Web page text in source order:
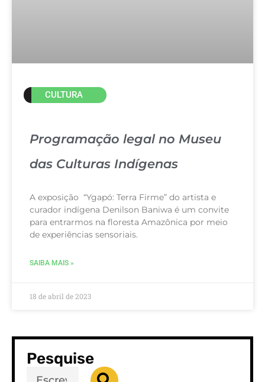
CULTURA
Programação legal no Museu
das Culturas Indígenas
A exposição “Ygapó: Terra Firme” do artista e
curador indígena Denilson Baniwa é um convite
para entrarmos na floresta Amazônica por meio
de experiências sensoriais.
SAIBA MAIS »
18 de abril de 2023
Pesquise